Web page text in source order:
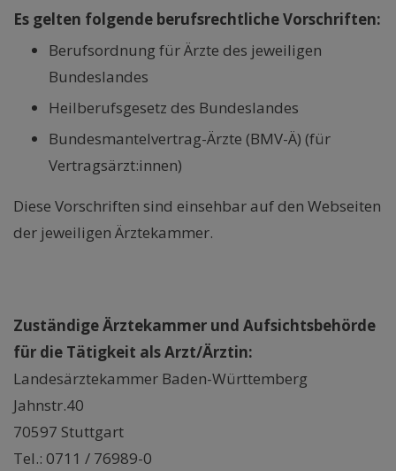
Es gelten folgende berufsrechtliche Vorschriften:
Berufsordnung für Ärzte des jeweiligen
Bundeslandes
Heilberufsgesetz des Bundeslandes
Bundesmantelvertrag-Ärzte (BMV-Ä) (für
Vertragsärzt:innen)
Diese Vorschriften sind einsehbar auf den Webseiten
der jeweiligen Ärztekammer.
Zuständige Ärztekammer und Aufsichtsbehörde
für die Tätigkeit als Arzt/Ärztin:
Landesärztekammer Baden-Württemberg
Jahnstr.40
70597 Stuttgart
Tel.: 0711 / 76989-0